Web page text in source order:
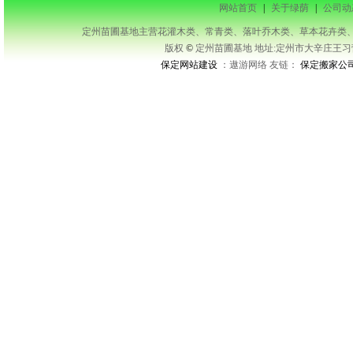
网站首页 | 关于绿荫 | 公司
定州苗圃基地主营花灌木类、常青类、落叶乔木类、草本花卉类
版权 © 定州苗圃基地 地址:定州市大辛庄王
保定网站建设 ：遨游网络 友链：保定搬家公